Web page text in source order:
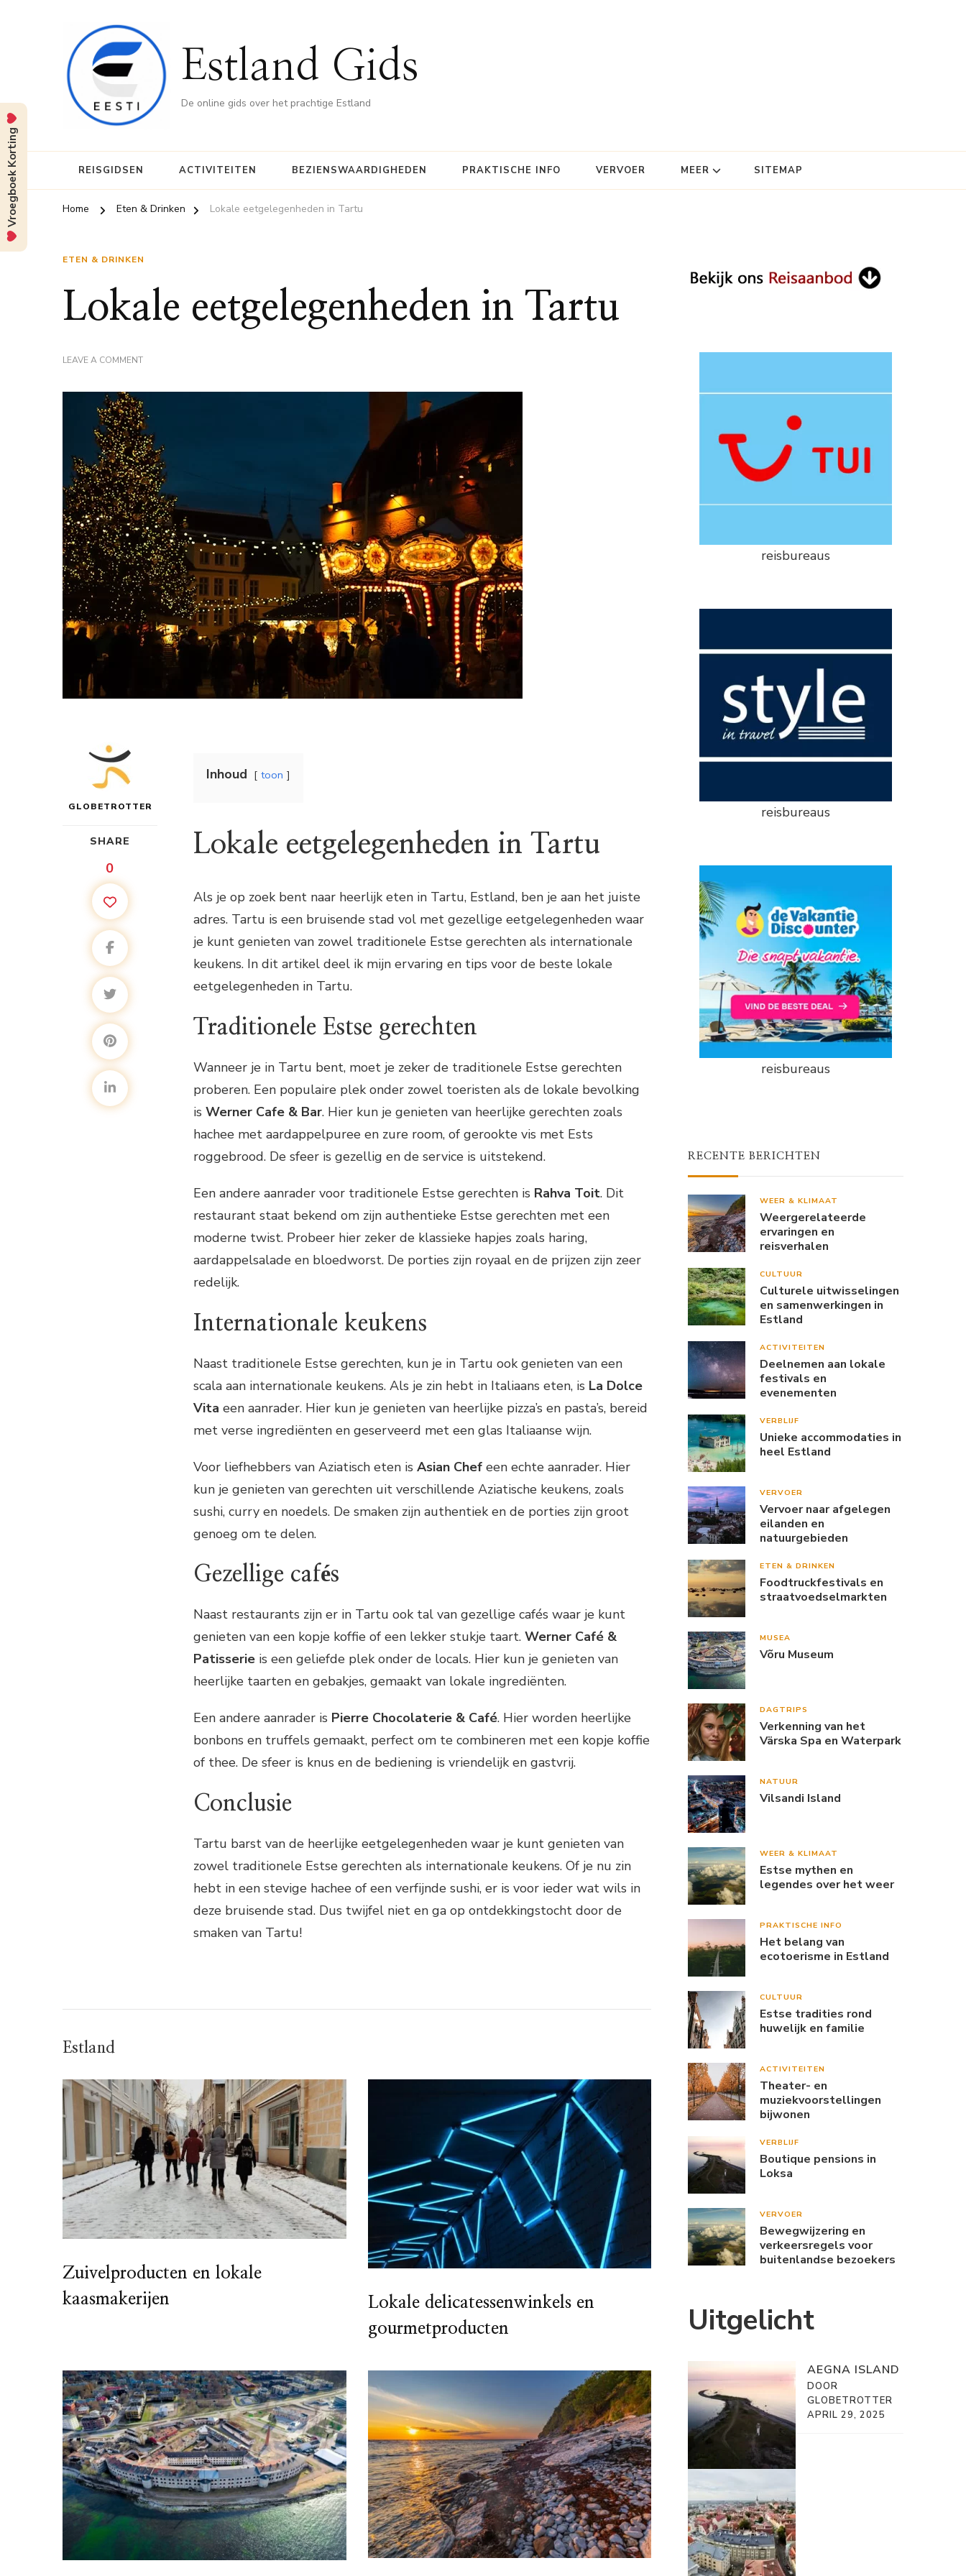
Estland Gids
De online gids over het prachtige Estland
REISGIDSEN ACTIVITEITEN BEZIENSWAARDIGHEDEN PRAKTISCHE INFO VERVOER MEER SITEMAP
Home Eten & Drinken Lokale eetgelegenheden in Tartu
ETEN & DRINKEN
Lokale eetgelegenheden in Tartu
LEAVE A COMMENTON
TARTU
GLOBETROTTER
SHARE
0
Inhoud toon
Lokale eetgelegenheden in Tartu
Als je op zoek bent naar heerlijk eten in Tartu, Estland, ben je aan het juiste
adres. Tartu is een bruisende stad vol met gezellige eetgelegenheden waar
je kunt genieten van zowel traditionele Estse gerechten als internationale
keukens. In dit artikel deel ik mijn ervaring en tips voor de beste lokale
eetgelegenheden in Tartu.
Traditionele Estse gerechten
Wanneer je in Tartu bent, moet je zeker de traditionele Estse gerechten
proberen. Een populaire plek onder zowel toeristen als de lokale bevolking
is Werner Cafe & Bar. Hier kun je genieten van heerlijke gerechten zoals
hachee met aardappelpuree en zure room, of gerookte vis met Ests
roggebrood. De sfeer is gezellig en de service is uitstekend.
Een andere aanrader voor traditionele Estse gerechten is Rahva Toit. Dit
restaurant staat bekend om zijn authentieke Estse gerechten met een
moderne twist. Probeer hier zeker de klassieke hapjes zoals haring,
aardappelsalade en bloedworst. De porties zijn royaal en de prijzen zijn zeer
redelijk.
Internationale keukens
Naast traditionele Estse gerechten, kun je in Tartu ook genieten van een
scala aan internationale keukens. Als je zin hebt in Italiaans eten, is La Dolce
Vita een aanrader. Hier kun je genieten van heerlijke pizza’s en pasta’s, bereid
met verse ingrediënten en geserveerd met een glas Italiaanse wijn.
Voor liefhebbers van Aziatisch eten is Asian Chef een echte aanrader. Hier
kun je genieten van gerechten uit verschillende Aziatische keukens, zoals
sushi, curry en noedels. De smaken zijn authentiek en de porties zijn groot
genoeg om te delen.
Gezellige cafés
Naast restaurants zijn er in Tartu ook tal van gezellige cafés waar je kunt
genieten van een kopje koffie of een lekker stukje taart. Werner Café &
Patisserie is een geliefde plek onder de locals. Hier kun je genieten van
heerlijke taarten en gebakjes, gemaakt van lokale ingrediënten.
Een andere aanrader is Pierre Chocolaterie & Café. Hier worden heerlijke
bonbons en truffels gemaakt, perfect om te combineren met een kopje koffie
of thee. De sfeer is knus en de bediening is vriendelijk en gastvrij.
Conclusie
Tartu barst van de heerlijke eetgelegenheden waar je kunt genieten van
zowel traditionele Estse gerechten als internationale keukens. Of je nu zin
hebt in een stevige hachee of een verfijnde sushi, er is voor ieder wat wils in
deze bruisende stad. Dus twijfel niet en ga op ontdekkingstocht door de
smaken van Tartu!
Estland
Zuivelproducten en lokale
kaasmakerijen
Lokale delicatessenwinkels en
gourmetproducten
reisbureaus
reisbureaus
reisbureaus
RECENTE BERICHTEN
WEER & KLIMAAT
Weergerelateerde
ervaringen en
reisverhalen
CULTUUR
Culturele uitwisselingen
en samenwerkingen in
Estland
ACTIVITEITEN
Deelnemen aan lokale
festivals en
evenementen
VERBLIJF
Unieke accommodaties in
heel Estland
VERVOER
Vervoer naar afgelegen
eilanden en
natuurgebieden
ETEN & DRINKEN
Foodtruckfestivals en
straatvoedselmarkten
MUSEA
Võru Museum
DAGTRIPS
Verkenning van het
Värska Spa en Waterpark
NATUUR
Vilsandi Island
WEER & KLIMAAT
Estse mythen en
legendes over het weer
PRAKTISCHE INFO
Het belang van
ecotoerisme in Estland
CULTUUR
Estse tradities rond
huwelijk en familie
ACTIVITEITEN
Theater- en
muziekvoorstellingen
bijwonen
VERBLIJF
Boutique pensions in
Loksa
VERVOER
Bewegwijzering en
verkeersregels voor
buitenlandse bezoekers
Uitgelicht
AEGNA ISLAND
DOOR
GLOBETROTTER
APRIL 29, 2025
Vroegboek Korting